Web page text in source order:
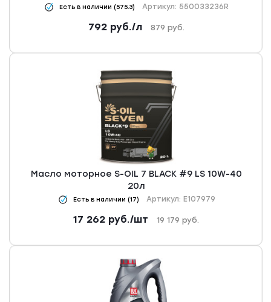
Есть в наличии (575.3) Артикул: 550033236R
792руб./л 879 руб.
Масло моторное S-OIL 7 BLACK #9 LS 10W-40
20л
Есть в наличии (17) Артикул: E107979
17 262 руб./шт 19 179 руб.